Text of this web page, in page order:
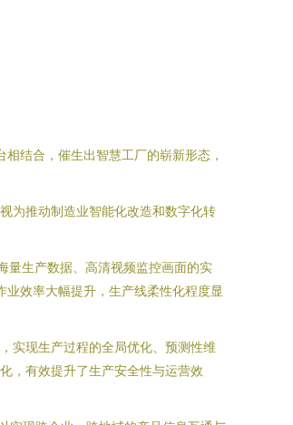
结合，催生出智慧工厂的崭新形态，
为推动制造业智能化改造和数字化转
量生产数据、高清视频监控画面的实
效率大幅提升，生产线柔性化程度显
实现生产过程的全局优化、预测性维
，有效提升了生产安全性与运营效